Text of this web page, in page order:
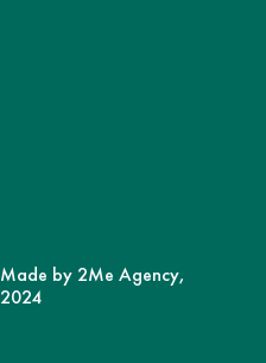
Made by 2Me Agency,
2024